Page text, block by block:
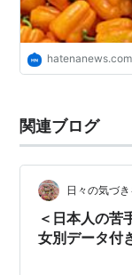
hatenanews.com
関連ブログ
日々の気づ
＜日本人の苦
女別データ付